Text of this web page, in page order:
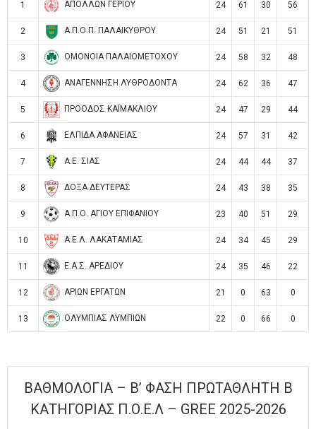
1 ΑΠΟΛΛΩΝ ΓΕΡΙΟΥ 24 61 30 56
2 Α.Π.Ο.Π. ΠΑΛΑΙΚΥΘΡΟΥ 24 51 21 51
3 ΟΜΟΝΟΙΑ ΠΑΛΑΙΟΜΕΤΟΧΟΥ 24 58 32 48
4 ΑΝΑΓΕΝΝΗΣΗ ΛΥΘΡΟΔΟΝΤΑ 24 62 36 47
5 ΠΡΟΟΔΟΣ ΚΑΪΜΑΚΛΙΟΥ 24 47 29 44
6 ΕΛΠΙΔΑ ΑΦΑΝΕΙΑΣ 24 57 31 42
7 Α.Ε. ΣΙΑΣ 24 44 44 37
8 ΔΟΞΑ ΔΕΥΤΕΡΑΣ 24 43 38 35
9 Α.Π.Ο. ΑΓΙΟΥ ΕΠΙΦΑΝΙΟΥ 23 40 51 29
10 Α.Ε.Λ. ΛΑΚΑΤΑΜΙΑΣ 24 34 45 29
11 Ε.Α.Σ. ΑΡΕΔΙΟΥ 24 35 46 22
12 ΑΡΙΩΝ ΕΡΓΑΤΩΝ 21 0 63 0
13 ΟΛΥΜΠΙΑΣ ΛΥΜΠΙΩΝ 22 0 66 0
ΒΑΘΜΟΛΟΓΙΑ – Β’ ΦΑΣΗ ΠΡΩΤΑΘΛΗΤΗ Β
ΚΑΤΗΓΟΡΙΑΣ Π.Ο.Ε.Λ – GREE 2025-2026